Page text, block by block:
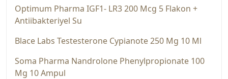
Optimum Pharma IGF1- LR3 200 Mcg 5 Flakon +
Anti̇i̇bakteri̇yel Su
Blace Labs Testesterone Cypi̇anote 250 Mg 10 Ml
Soma Pharma Nandrolone Phenylpropionate 100
Mg 10 Ampul